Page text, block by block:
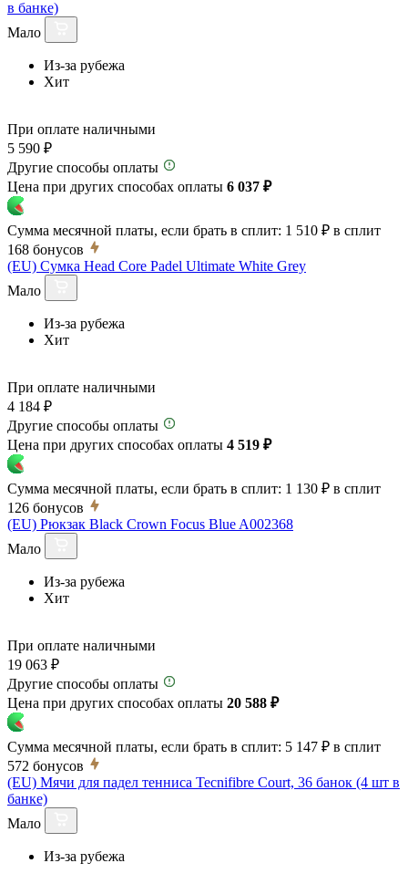
в банке)
Мало
Из-за рубежа
Хит
При оплате наличными
5 590 ₽
Другие способы оплаты
Цена при других способах оплаты 6 037 ₽
Сумма месячной платы, если брать в сплит: 1 510 ₽ в сплит
168 бонусов
(EU) Сумка Head Core Padel Ultimate White Grey
Мало
Из-за рубежа
Хит
При оплате наличными
4 184 ₽
Другие способы оплаты
Цена при других способах оплаты 4 519 ₽
Сумма месячной платы, если брать в сплит: 1 130 ₽ в сплит
126 бонусов
(EU) Рюкзак Black Crown Focus Blue A002368
Мало
Из-за рубежа
Хит
При оплате наличными
19 063 ₽
Другие способы оплаты
Цена при других способах оплаты 20 588 ₽
Сумма месячной платы, если брать в сплит: 5 147 ₽ в сплит
572 бонусов
(EU) Мячи для падел тенниса Tecnifibre Court, 36 банок (4 шт в
банке)
Мало
Из-за рубежа